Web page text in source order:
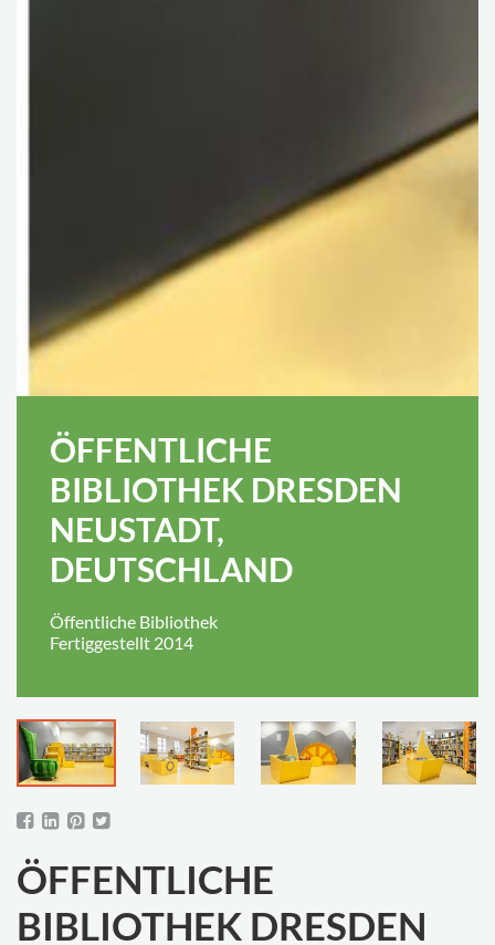
ÖFFENTLICHE
BIBLIOTHEK DRESDEN
NEUSTADT,
DEUTSCHLAND
Öffentliche Bibliothek
Fertiggestellt 2014
ÖFFENTLICHE
BIBLIOTHEK DRESDEN